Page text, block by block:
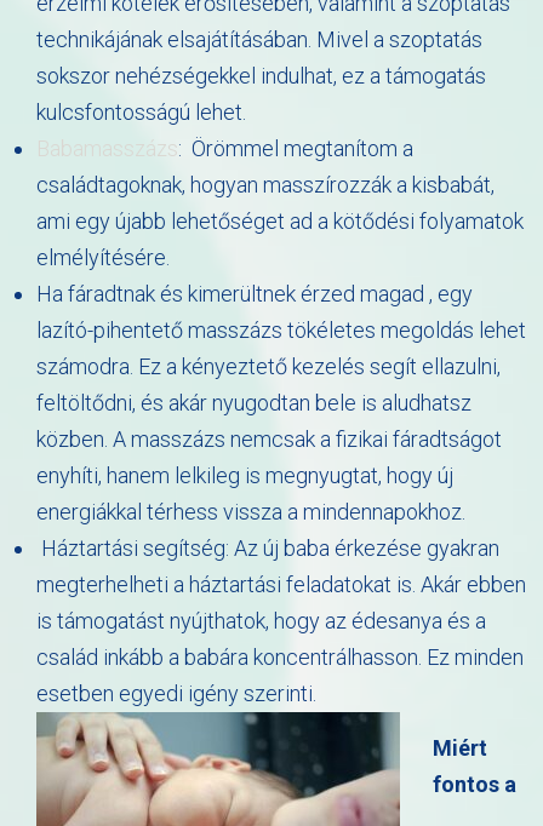
technikájának elsajátításában. Mivel a szoptatás
sokszor nehézségekkel indulhat, ez a támogatás
kulcsfontosságú lehet.
Babamasszázs: Örömmel megtanítom a
családtagoknak, hogyan masszírozzák a kisbabát,
ami egy újabb lehetőséget ad a kötődési folyamatok
elmélyítésére.
Ha fáradtnak és kimerültnek érzed magad , egy
lazító-pihentető masszázs tökéletes megoldás lehet
számodra. Ez a kényeztető kezelés segít ellazulni,
feltöltődni, és akár nyugodtan bele is aludhatsz
közben. A masszázs nemcsak a fizikai fáradtságot
enyhíti, hanem lelkileg is megnyugtat, hogy új
energiákkal térhess vissza a mindennapokhoz.
Háztartási segítség: Az új baba érkezése gyakran
megterhelheti a háztartási feladatokat is. Akár ebben
is támogatást nyújthatok, hogy az édesanya és a
család inkább a babára koncentrálhasson. Ez minden
esetben egyedi igény szerinti.
Miért
fontos a